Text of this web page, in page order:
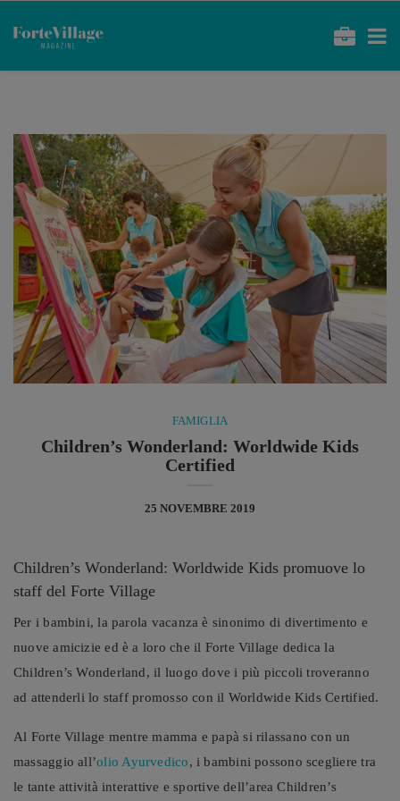
FAMIGLIA
Children’s Wonderland: Worldwide Kids
Certified
25 NOVEMBRE 2019
Children’s Wonderland: Worldwide Kids promuove lo
staff del Forte Village
Per i bambini, la parola vacanza è sinonimo di divertimento e
nuove amicizie ed è a loro che il Forte Village dedica la
Children’s Wonderland, il luogo dove i più piccoli troveranno
ad attenderli lo staff promosso con il Worldwide Kids Certified.
Al Forte Village mentre mamma e papà si rilassano con un
massaggio all’olio Ayurvedico, i bambini possono scegliere tra
le tante attività interattive e sportive dell’area Children’s